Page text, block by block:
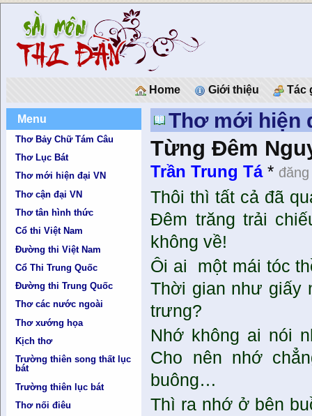
Home Giới thiệu Tác
Menu
Thơ Bảy Chữ Tám Câu
Thơ Lục Bát
Thơ mới hiện đại VN
Thơ cận đại VN
Thơ tân hình thức
Cổ thi Việt Nam
Đường thi Việt Nam
Cổ Thi Trung Quốc
Đường thi Trung Quốc
Thơ các nước ngoài
Thơ xướng họa
Kịch thơ
Trường thiên song thất lục
bát
Trường thiên lục bát
Thơ nối điêu
Thơ mới hiện
Từng Đêm
Trần Trung Tá*
Thôi thì tất cả đã
Đêm trăng trải
không về!
Ôi ai một mái tóc
Thời gian như giấy
trưng?
Nhớ không ai nói
Cho nên nhớ
buông…
Thì ra nhớ ở bên